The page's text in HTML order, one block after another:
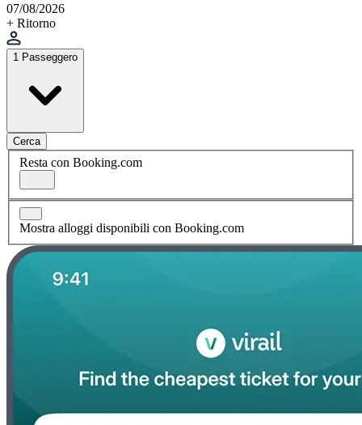
07/08/2026
+ Ritorno
1 Passeggero
Cerca
Resta con Booking.com
Mostra alloggi disponibili con Booking.com